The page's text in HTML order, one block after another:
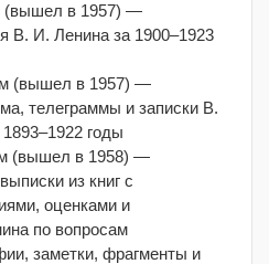
(вышел в 1957) —
В. И. Ленина за 1900–1923
(вышел в 1957) —
телеграммы и записки В.
годы
(вышел в 1958) —
из книг с
оценками и
по вопросам
заметки, фрагменты и